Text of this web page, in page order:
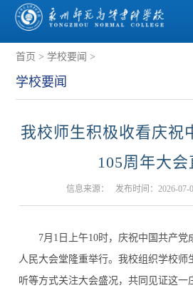
首页 > 学校要闻 >
学校要闻
我校师生积极收看庆祝
105周年大会
信息来源： 发布时间：2026-07-
7月1日上午10时，庆祝中国共产党
人民大会堂隆重举行。我校组织学校师
听等方式关注大会盛况，共同见证这一